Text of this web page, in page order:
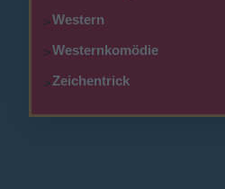
>Western
>Westernkomödie
>Zeichentrick